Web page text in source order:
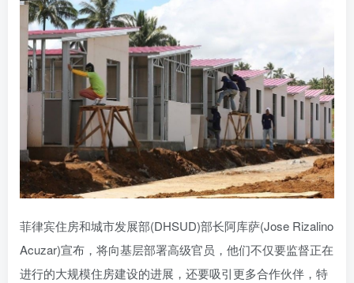
菲律宾住房和城市发展部(DHSUD)部长阿库萨(Jose Rizalino
Acuzar)宣布，将向基层部署高级官员，他们不仅要监督正在
进行的大规模住房建设的进展，还要吸引更多合作伙伴，特